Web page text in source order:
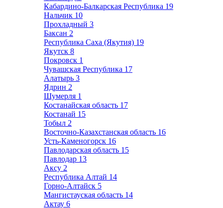
Кабардино-Балкарская Республика 19
Нальчик 10
Прохладный 3
Баксан 2
Республика Саха (Якутия) 19
Якутск 8
Покровск 1
Чувашская Республика 17
Алатырь 3
Ядрин 2
Шумерля 1
Костанайская область 17
Костанай 15
Тобыл 2
Восточно-Казахстанская область 16
Усть-Каменогорск 16
Павлодарская область 15
Павлодар 13
Аксу 2
Республика Алтай 14
Горно-Алтайск 5
Мангистауская область 14
Актау 6